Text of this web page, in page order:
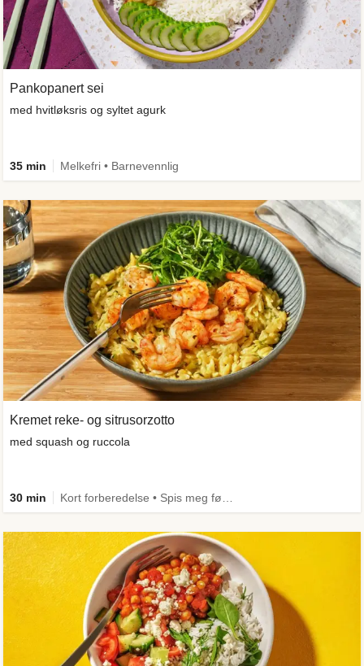
Pankopanert sei
med hvitløksris og syltet agurk
35 min Melkefri • Barnevennlig
Kremet reke- og sitrusorzotto
med squash og ruccola
30 min